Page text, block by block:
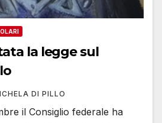
la legge sul
DI PILLO
il Consiglio federale ha